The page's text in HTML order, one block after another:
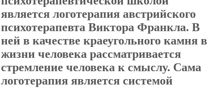
является логотерапия австрийского
психотерапевта Виктора Франкла. В
ней в качестве краеугольного камня в
жизни человека рассматривается
стремление человека к смыслу. Сама
логотерапия является системой